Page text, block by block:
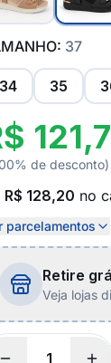
37
34 35
de desconto)
R$ 128,20 no
parcelamentos
Retire
Veja lojas